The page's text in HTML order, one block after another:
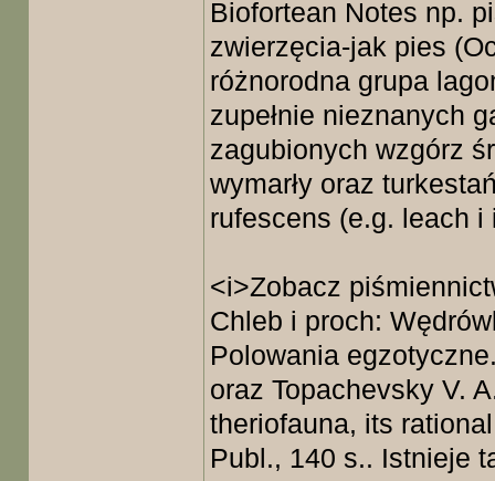
Biofortean Notes np.
zwierzęcia-jak pies
różnorodna grupa
zupełnie nieznanych
zagubionych wzgórz
wymarły oraz
rufescens (e.g. leach i
<i>Zobacz
Chleb i proch:
Polowania
oraz Topachevsky V.
theriofauna, its
Publ., 140 s.. Istnieje